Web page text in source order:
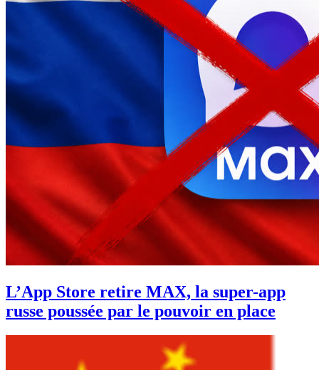
L’App Store retire MAX, la super-app
russe poussée par le pouvoir en place